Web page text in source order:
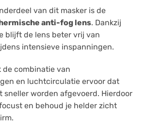
van dit masker is de
anti-fog lens. Dankzij
blijft de lens beter vrij van
intensieve inspanningen.
de combinatie van
en luchtcirculatie ervoor dat
sneller worden afgevoerd. Hierdoor
en behoud je helder zicht